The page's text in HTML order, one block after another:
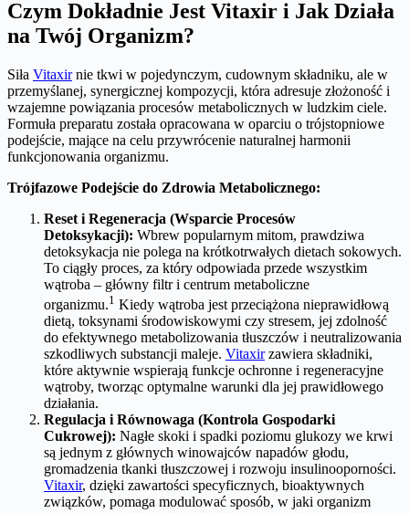
Czym Dokładnie Jest Vitaxir i Jak Działa
na Twój Organizm?
Siła Vitaxirnie tkwi w pojedynczym, cudownym składniku, ale w
przemyślanej, synergicznej kompozycji, która adresuje złożoność i
wzajemne powiązania procesów metabolicznych w ludzkim ciele.
Formuła preparatu została opracowana w oparciu o trójstopniowe
podejście, mające na celu przywrócenie naturalnej harmonii
funkcjonowania organizmu.
Trójfazowe Podejście do Zdrowia Metabolicznego:
Reset i Regeneracja (Wsparcie Procesów
Detoksykacji): Wbrew popularnym mitom, prawdziwa
detoksykacja nie polega na krótkotrwałych dietach sokowych.
To ciągły proces, za który odpowiada przede wszystkim
wątroba – główny filtr i centrum metaboliczne
organizmu.1 Kiedy wątroba jest przeciążona nieprawidłową
dietą, toksynami środowiskowymi czy stresem, jej zdolność
do efektywnego metabolizowania tłuszczów i neutralizowania
szkodliwych substancji maleje. Vitaxirzawiera składniki,
które aktywnie wspierają funkcje ochronne i regeneracyjne
wątroby, tworząc optymalne warunki dla jej prawidłowego
działania.
Regulacja i Równowaga (Kontrola Gospodarki
Cukrowej): Nagłe skoki i spadki poziomu glukozy we krwi
są jednym z głównych winowajców napadów głodu,
gromadzenia tkanki tłuszczowej i rozwoju insulinooporności.
Vitaxir, dzięki zawartości specyficznych, bioaktywnych
związków, pomaga modulować sposób, w jaki organizm